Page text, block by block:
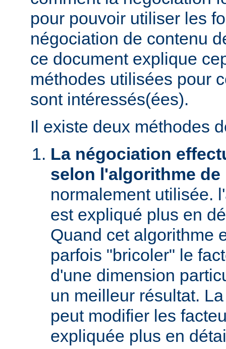
pour pouvoir utiliser les
négociation de contenu
ce document explique
méthodes utilisées pour
sont intéressés(ées).
Il existe deux méthodes
La négociation
selon l'algorithme de
normalement utilisée.
est expliqué plus en
Quand cet algorithme
parfois "bricoler" le
d'une dimension
un meilleur résultat.
peut modifier les
expliquée plus en